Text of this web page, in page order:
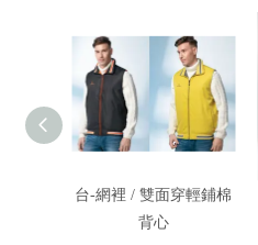
台-網裡 / 雙面穿輕鋪棉
背心